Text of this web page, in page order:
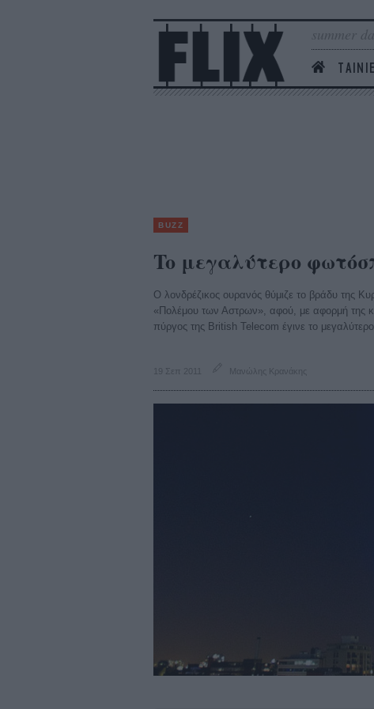
summer
BUZZ
To μεγαλύτερο
Ο λονδρέζικος ουρανός θύμιζε το βράδυ της
«Πολέμου των Αστρων», αφού, με αφορμή της
πύργος της British Telecom έγινε το
19 Σεπ 2011 Μανώλης Κρανάκης